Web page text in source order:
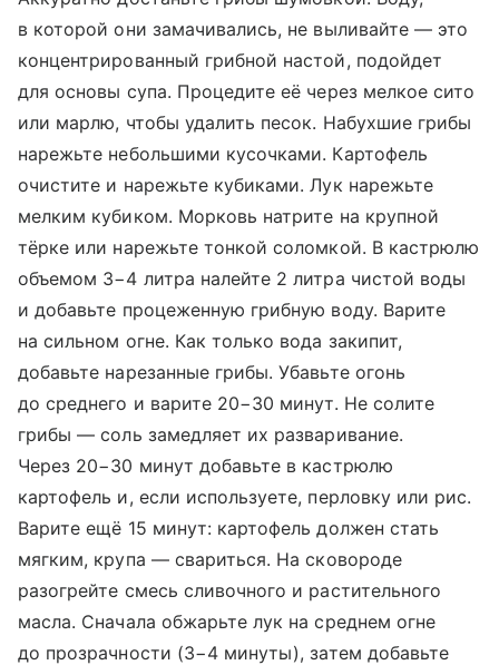
в которой они замачивались, не выливайте — это
концентрированный грибной настой, подойдет
для основы супа. Процедите её через мелкое сито
или марлю, чтобы удалить песок. Набухшие грибы
нарежьте небольшими кусочками. Картофель
очистите и нарежьте кубиками. Лук нарежьте
мелким кубиком. Морковь натрите на крупной
тёрке или нарежьте тонкой соломкой. В кастрюлю
объемом 3−4 литра налейте 2 литра чистой воды
и добавьте процеженную грибную воду. Варите
на сильном огне. Как только вода закипит,
добавьте нарезанные грибы. Убавьте огонь
до среднего и варите 20−30 минут. Не солите
грибы — соль замедляет их разваривание.
Через 20−30 минут добавьте в кастрюлю
картофель и, если используете, перловку или рис.
Варите ещё 15 минут: картофель должен стать
мягким, крупа — свариться. На сковороде
разогрейте смесь сливочного и растительного
масла. Сначала обжарьте лук на среднем огне
до прозрачности (3−4 минуты), затем добавьте